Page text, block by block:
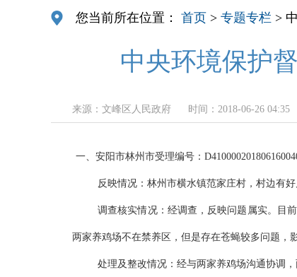
您当前所在位置： 首页 > 专题专栏 >
中央环境保护
来源：文峰区人民政府 时间：2018-06-26 04:35
一、安阳市林州市受理编号：
反映情况：林州市横水镇范家庄村，村边有
调查核实情况：经调查，反映问题属实。目
两家养鸡场不在禁养区，但是存在苍蝇较多问题，
处理及整改情况：经与两家养鸡场沟通协调